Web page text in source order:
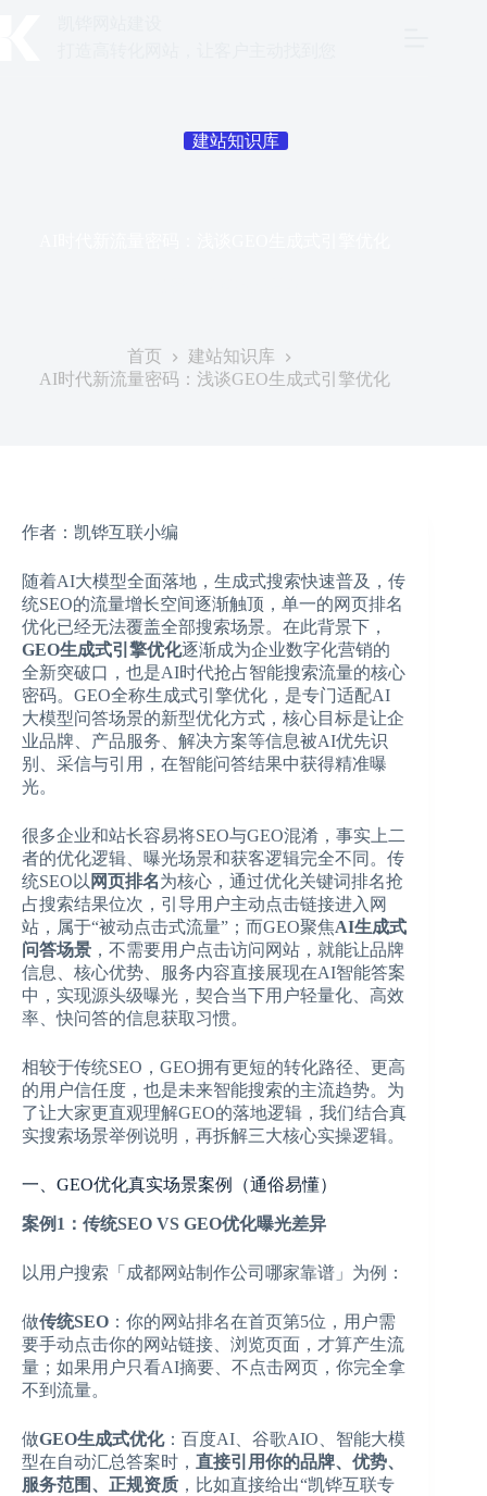
建站知识库
首页
建站知识库
AI时代新流量密码：浅谈GEO生成式引擎优化
作者：凯铧互联小编
随着AI大模型全面落地，生成式搜索快速普及，传
统SEO的流量增长空间逐渐触顶，单一的网页排名
优化已经无法覆盖全部搜索场景。在此背景下，
GEO生成式引擎优化逐渐成为企业数字化营销的
全新突破口，也是AI时代抢占智能搜索流量的核心
密码。GEO全称生成式引擎优化，是专门适配AI
大模型问答场景的新型优化方式，核心目标是让企
业品牌、产品服务、解决方案等信息被AI优先识
别、采信与引用，在智能问答结果中获得精准曝
光。
很多企业和站长容易将SEO与GEO混淆，事实上二
者的优化逻辑、曝光场景和获客逻辑完全不同。传
统SEO以 网页排名为核心，通过优化关键词排名抢
占搜索结果位次，引导用户主动点击链接进入网
站，属于“被动点击式流量”；而GEO聚焦AI生成式
问答场景 ，不需要用户点击访问网站，就能让品牌
信息、核心优势、服务内容直接展现在AI智能答案
中，实现源头级曝光，契合当下用户轻量化、高效
率、快问答的信息获取习惯。
相较于传统SEO，GEO拥有更短的转化路径、更高
的用户信任度，也是未来智能搜索的主流趋势。为
了让大家更直观理解GEO的落地逻辑，我们结合真
实搜索场景举例说明，再拆解三大核心实操逻辑。
一、GEO优化真实场景案例（通俗易懂）
案例1：传统SEO VS GEO优化曝光差异
以用户搜索「成都网站制作公司哪家靠谱」为例：
做传统SEO ：你的网站排名在首页第5位，用户需
要手动点击你的网站链接、浏览页面，才算产生流
量；如果用户只看AI摘要、不点击网页，你完全拿
不到流量。
做GEO生成式优化：百度AI、谷歌AIO、智能大模
型在自动汇总答案时， 直接引用你的品牌、优势、
服务范围、正规资质 ，比如直接给出“凯铧互联专